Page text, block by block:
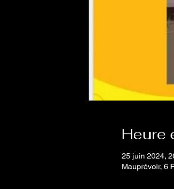
Heure
25 juin 2024,
Mauprévoir, 6